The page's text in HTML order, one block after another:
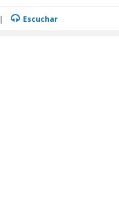
| Escuchar